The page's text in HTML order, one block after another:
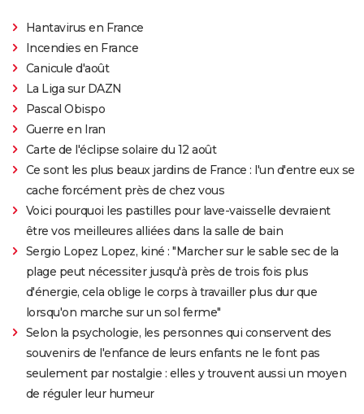
Hantavirus en France
Incendies en France
Canicule d'août
La Liga sur DAZN
Pascal Obispo
Guerre en Iran
Carte de l'éclipse solaire du 12 août
Ce sont les plus beaux jardins de France : l'un d'entre eux se
cache forcément près de chez vous
Voici pourquoi les pastilles pour lave-vaisselle devraient
être vos meilleures alliées dans la salle de bain
Sergio Lopez Lopez, kiné : "Marcher sur le sable sec de la
plage peut nécessiter jusqu'à près de trois fois plus
d'énergie, cela oblige le corps à travailler plus dur que
lorsqu'on marche sur un sol ferme"
Selon la psychologie, les personnes qui conservent des
souvenirs de l'enfance de leurs enfants ne le font pas
seulement par nostalgie : elles y trouvent aussi un moyen
de réguler leur humeur